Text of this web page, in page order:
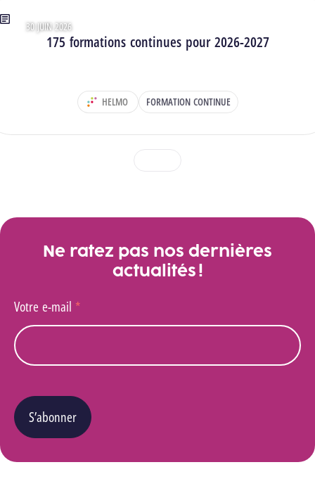
175 formations continues pour 2026-2027
Type : Articles
30 JUIN 2026
DÉPARTEMENT :
HELMO FORMATION CONTINUE
1 2
Ne ratez pas nos dernières
actualités !
Votre e-mail *
S’abonner